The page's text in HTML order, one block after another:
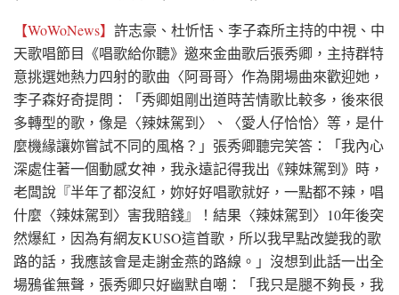
【WoWoNews】 許志豪、杜忻恬、李子森所主持的中視、中
天歌唱節目《唱歌給你聽》邀來金曲歌后張秀卿，主持群特
意挑選她熱力四射的歌曲〈阿哥哥〉作為開場曲來歡迎她，
李子森好奇提問：「秀卿姐剛出道時苦情歌比較多，後來很
多轉型的歌，像是〈辣妹駕到〉、〈愛人仔恰恰〉等，是什
麼機緣讓妳嘗試不同的風格？」張秀卿聽完笑答：「我內心
深處住著一個動感女神，我永遠記得我出《辣妹駕到》時，
老闆說『半年了都沒紅，妳好好唱歌就好，一點都不辣，唱
什麼〈辣妹駕到〉害我賠錢』！結果〈辣妹駕到〉10年後突
然爆紅，因為有網友KUSO這首歌，所以我早點改變我的歌
路的話，我應該會是走謝金燕的路線。」沒想到此話一出全
場鴉雀無聲，張秀卿只好幽默自嘲：「我只是腿不夠長，我